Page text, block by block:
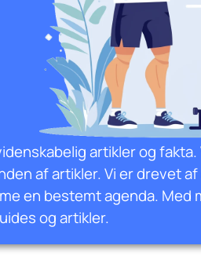
artikler og
af artikler. Vi er drevet
en bestemt agenda.
og artikler.